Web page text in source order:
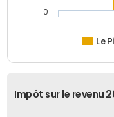
Le
0
Impôt sur le revenu